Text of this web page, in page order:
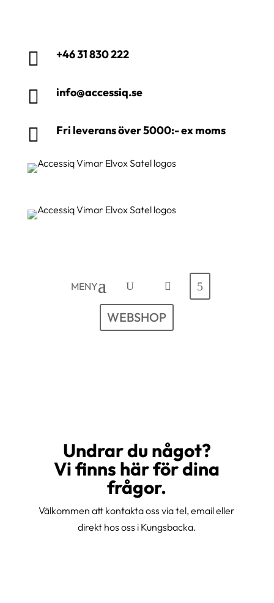
 +46 31 830 222
 info@accessiq.se
 Fri leverans över 5000:- ex moms
MENY
WEBSHOP
Undrar du något?
Vi finns här för dina
frågor.
Välkommen att kontakta oss via tel, email eller
direkt hos oss i Kungsbacka.